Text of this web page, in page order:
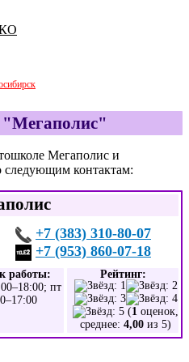
Мегаполис и
следующим контактам:
+7 (383) 310-80-07
+7 (953) 860-07-18
работы:
пт
Рейтинг:
(1 оценок,
среднее: 4,00 из 5)